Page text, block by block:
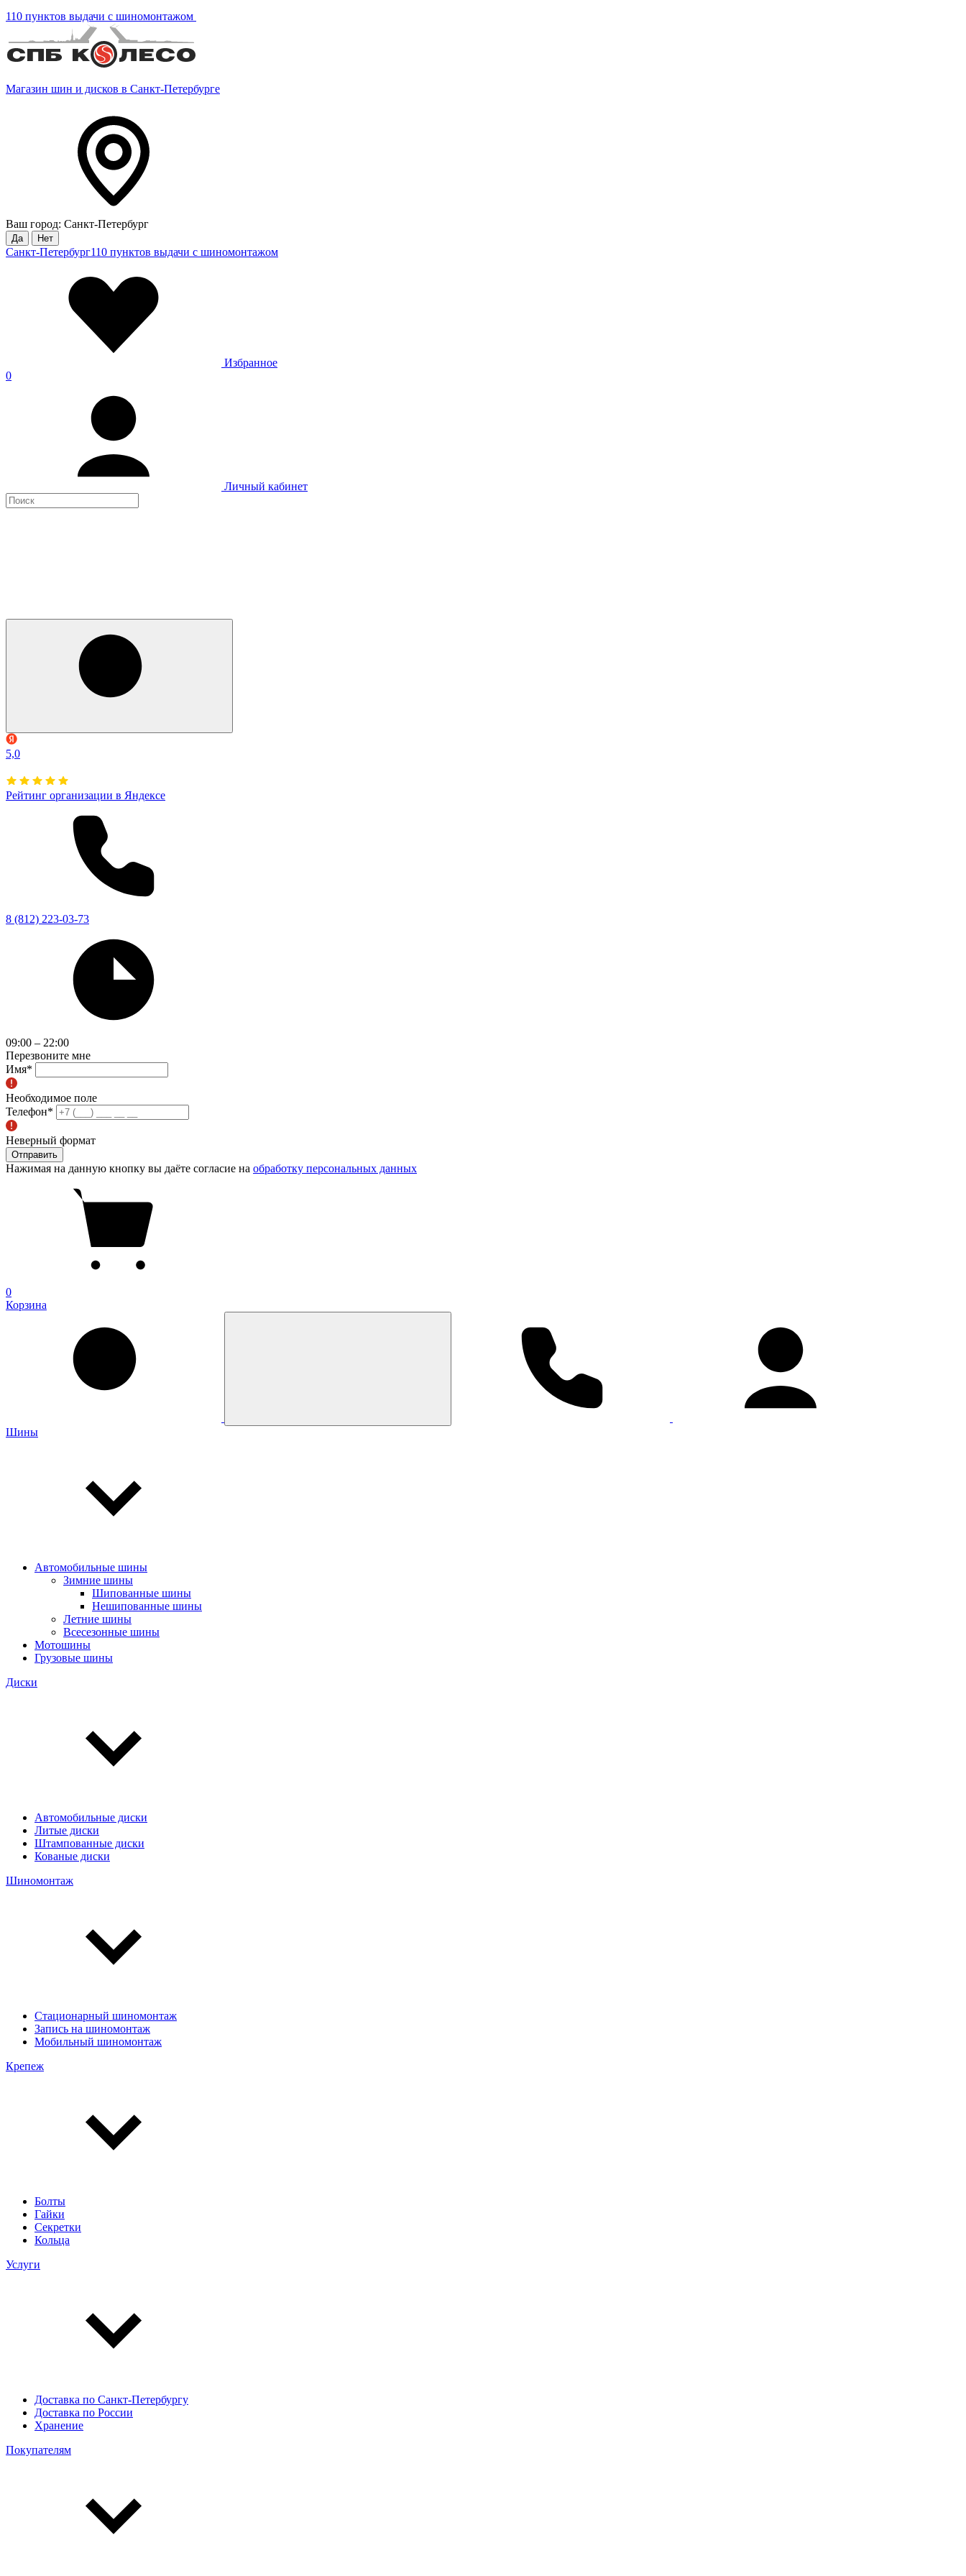
110 пунктов выдачи с шиномонтажом
Магазин шин и дисков в Санкт-Петербурге
Ваш город: Санкт-Петербург
Да Нет
Санкт-Петербург110 пунктов выдачи с шиномонтажом
Избранное
0
Личный кабинет
5,0
Рейтинг организации в Яндексе
8 (812) 223-03-73
09:00 – 22:00
Перезвоните мне
Имя*
Необходимое поле
Телефон*
Неверный формат
Отправить
Нажимая на данную кнопку вы даёте согласие на обработку персональных данных
0
Корзина
Шины
Автомобильные шины
Зимние шины
Шипованные шины
Нешипованные шины
Летние шины
Всесезонные шины
Мотошины
Грузовые шины
Диски
Автомобильные диски
Литые диски
Штампованные диски
Кованые диски
Шиномонтаж
Стационарный шиномонтаж
Запись на шиномонтаж
Мобильный шиномонтаж
Крепеж
Болты
Гайки
Секретки
Кольца
Услуги
Доставка по Санкт-Петербургу
Доставка по России
Хранение
Покупателям